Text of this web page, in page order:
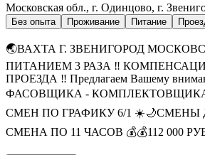
Московская обл., г. Одинцово, г.
Без опыта Проживание Питание
🌏ВАХТА Г. ЗВЕНИГОРОД
ПИТАНИЕМ 3 РАЗА ‼️
ПРОЕЗДА ‼️ Предлагаем Вашему
ФАСОВЩИКА - КОМПЛЕКТОВЩИКА
СМЕН ПО ГРАФИКУ 6/1 ☀️🌙СМЕНЫ
СМЕНА ПО 11 ЧАСОВ 💰💰112 000